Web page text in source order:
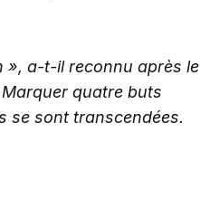
», a-t-il reconnu après le
quatre buts
se sont transcendées.